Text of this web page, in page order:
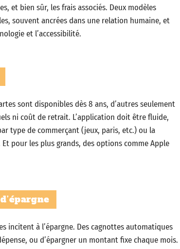
et bien sûr, les frais associés. Deux modèles
souvent ancrées dans une relation humaine, et
et l’accessibilité.
sont disponibles dès 8 ans, d’autres seulement
ni coût de retrait. L’application doit être fluide,
type de commerçant (jeux, paris, etc.) ou la
pour les plus grands, des options comme Apple
incitent à l’épargne. Des cagnottes automatiques
ou d’épargner un montant fixe chaque mois.